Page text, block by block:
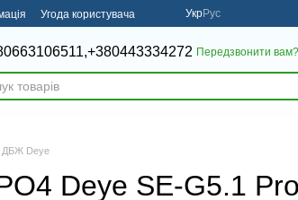
Угода користувача УкрРус
+380443334272 Передзвонити вам?
ДБЖ Deye
Deye SE-G5.1